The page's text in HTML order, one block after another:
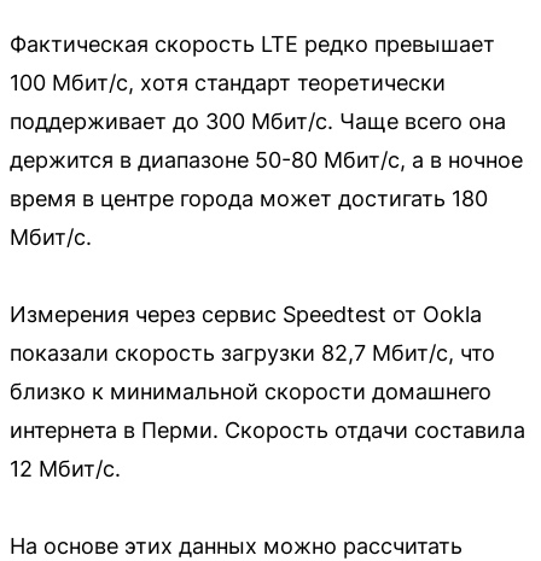
Фактическая скорость LTE редко превышает
100 Мбит/с, хотя стандарт теоретически
поддерживает до 300 Мбит/с. Чаще всего она
держится в диапазоне 50-80 Мбит/с, а в ночное
время в центре города может достигать 180
Мбит/с.
Измерения через сервис Speedtest от Ookla
показали скорость загрузки 82,7 Мбит/с, что
близко к минимальной скорости домашнего
интернета в Перми. Скорость отдачи составила
12 Мбит/с.
На основе этих данных можно рассчитать